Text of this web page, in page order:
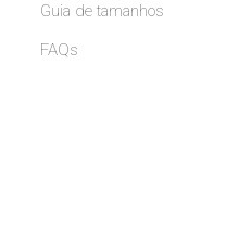
Guia de tamanhos
FAQs